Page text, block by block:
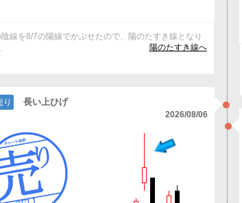
線を8/7の陽線でかぶせたので、陽のたすき線となり
陽のたすき線へ
り 長い上ひげ
2026/08/06